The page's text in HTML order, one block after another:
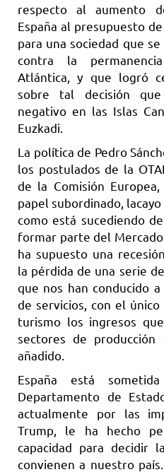
respecto al aumento
España al presupuesto
para una sociedad que
contra la
Atlántica, y que logró
sobre tal decisión
negativo en las Islas
Euzkadi.
La política de Pedro
los postulados de la
de la Comisión
papel subordinado, lacayo
como está sucediendo
formar parte del
ha supuesto una
la pérdida de una serie
que nos han conducido
de servicios, con el
turismo los ingresos
sectores de
añadido.
España está
Departamento de
actualmente por las
Trump, le ha hecho
capacidad para decidir
convienen a nuestro